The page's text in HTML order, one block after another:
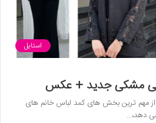
استایل
مهم ترین بخش های کمد لباس خانم های
دهد،…